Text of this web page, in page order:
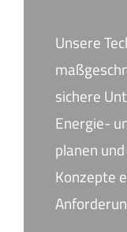
Unsere
sichere
Energie-
planen
Konzepte